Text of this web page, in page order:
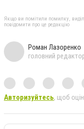
Якщо ви помітили помилку,
повідомити про це редакцію
Роман Лазоренко
головний
Авторизуйтесь, щоб